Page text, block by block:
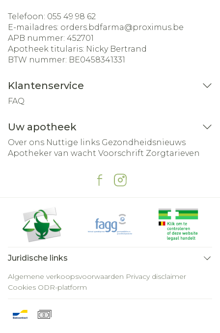
Telefoon: 055 49 98 62
E-mailadres: orders.bdfarma@proximus.be
APB nummer: 452701
Apotheek titularis: Nicky Bertrand
BTW nummer: BE0458341331
Klantenservice
FAQ
Uw apotheek
Over ons Nuttige links Gezondheidsnieuws
Apotheker van wacht Voorschrift Zorgtarieven
Juridische links
Algemene verkoopsvoorwaarden Privacy disclaimer
Cookies ODR-platform